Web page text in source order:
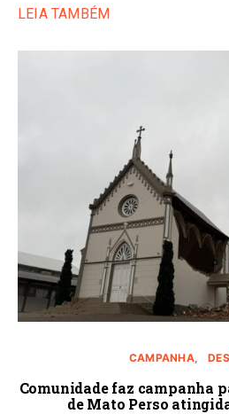
LEIA TAMBÉM
CAMPANHA
Comunidade faz campanha
de Mato Perso